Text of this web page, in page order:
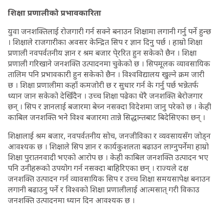
शिक्षा प्रणालीको प्रभावकारिता
युवा जनशक्तिलाई रोजगारी गर्न सक्ने बनाउन शिक्षामा लगानी गर्नु पर्ने हुन्छ
। शिक्षाले राजगारीका अवसर केन्द्रित सिप र ज्ञान दिनु पर्छ । हाम्रो शिक्षा
प्रणाली नवपर्वतनीय ज्ञान र श्रम बजार पे्ररित हुन सकेको छैन । शिक्षा
प्रणाली गरिखाने जनशक्ति उत्पादनमा चुकेको छ । सिपमूलक व्यावसायिक
तालिम पनि प्रभावकारी हुन सकेको छैन । विश्वविद्यालय खुल्ने क्रम जारी
छ । शिक्षा प्रणालीमा कहाँ कमजोरी छ र सुधार गर्न के गर्नु पर्छ भन्नेतर्फ
ध्यान जान सकेको देखिँदैन । उच्च शिक्षा पढेका धेरै जनशक्ति बेरोजगार
छन् । सिप र ज्ञानलाई बजारमा बेच्न नसक्दा विदेशमा जानु परेको छ । केही
काबिल जनशक्ति भने विश्व बजारमा तान्ने सिद्धान्तबाट बिदेसिएका छन् ।
शिक्षालाई श्रम बजार, नवपर्वतनीय सोच, जनजीविका र व्यवसायसँग जोड्न
आवश्यक छ । शिक्षाले सिप ज्ञान र कार्यकुशलता बढाउन लाग्नुपर्नेमा हाम्रो
शिक्षा पुरातनवादी भएको आरोप छ । केही काबिल जनशक्ति उत्पादन भए
पनि उनीहरूको उपयोग गर्न नसक्दा बाहिरिएका छन् । राज्यले दक्ष
जनशक्ति उत्पादन गर्न व्यावसायिक सिप र उच्च शिक्षा समयसापेक्ष बनाउन
लगानी बढाउनु पर्ने र विश्वको शिक्षा प्रणालीलाई आत्मसात् गरी विकाउ
जनशक्ति उत्पादनमा ध्यान दिन आवश्यक छ ।